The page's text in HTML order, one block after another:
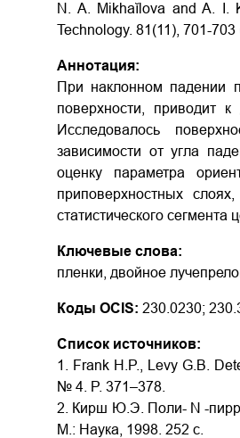
N. A. Mikhaĭlova and A. I.
Technology. 81(11), 701-
Аннотация:
При наклонном падении
поверхности, приводит
Исследовалось
зависимости от угла
оценку параметра
приповерхностных
статистического
Ключевые слова:
пленки, двойное
Коды OCIS: 230.0230;
Список источников:
1. Frank H.P., Levy G.B.
№ 4. P. 371–378.
2. Кирш Ю.Э. Поли- N -
М.: Наука, 1998. 252 с.